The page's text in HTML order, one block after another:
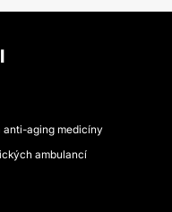
anti-aging medicíny
ambulancí